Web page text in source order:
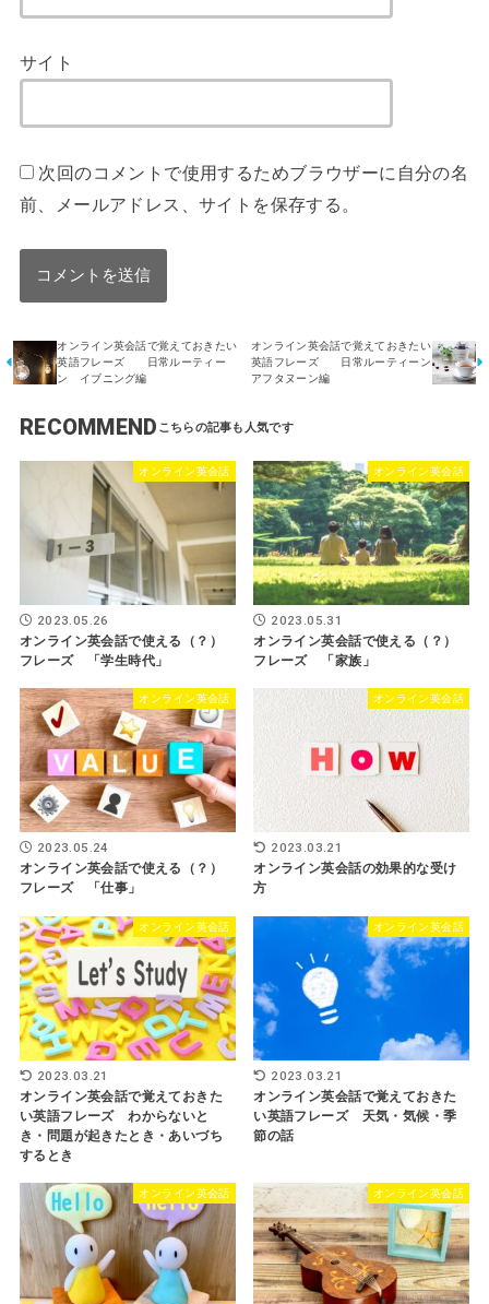
サイト
次回のコメントで使用するためブラウザーに自分の名
前、メールアドレス、サイトを保存する。
オンライン英会話で覚えておきたい
英語フレーズ 日常ルーティー
ン イブニング編
オンライン英会話で覚えておきたい
英語フレーズ 日常ルーティーン
アフタヌーン編
RECOMMEND
オンライン英会話
2023.05.26
オンライン英会話で使える（？）
フレーズ 「学生時代」
オンライン英会話
2023.05.31
オンライン英会話で使える（？）
フレーズ 「家族」
オンライン英会話
2023.05.24
オンライン英会話で使える（？）
フレーズ 「仕事」
オンライン英会話
2023.03.21
オンライン英会話の効果的な受け
方
オンライン英会話
2023.03.21
オンライン英会話で覚えておきた
い英語フレーズ わからないと
き・問題が起きたとき・あいづち
するとき
オンライン英会話
2023.03.21
オンライン英会話で覚えておきた
い英語フレーズ 天気・気候・季
節の話
オンライン英会話 オンライン英会話